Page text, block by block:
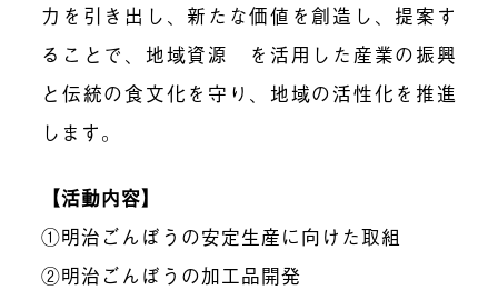
力を引き出し、新たな価値を創造し、提案す
ることで、地域資源 を活用した産業の振興
と伝統の食文化を守り、地域の活性化を推進
します。
【活動内容】
①明治ごんぼうの安定生産に向けた取組
②明治ごんぼうの加工品開発